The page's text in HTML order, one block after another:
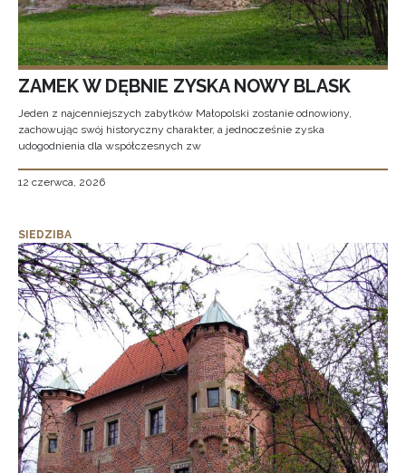
ZAMEK W DĘBNIE ZYSKA NOWY BLASK
Jeden z najcenniejszych zabytków Małopolski zostanie odnowiony,
zachowując swój historyczny charakter, a jednocześnie zyska
udogodnienia dla współczesnych zw
12 czerwca, 2026
SIEDZIBA